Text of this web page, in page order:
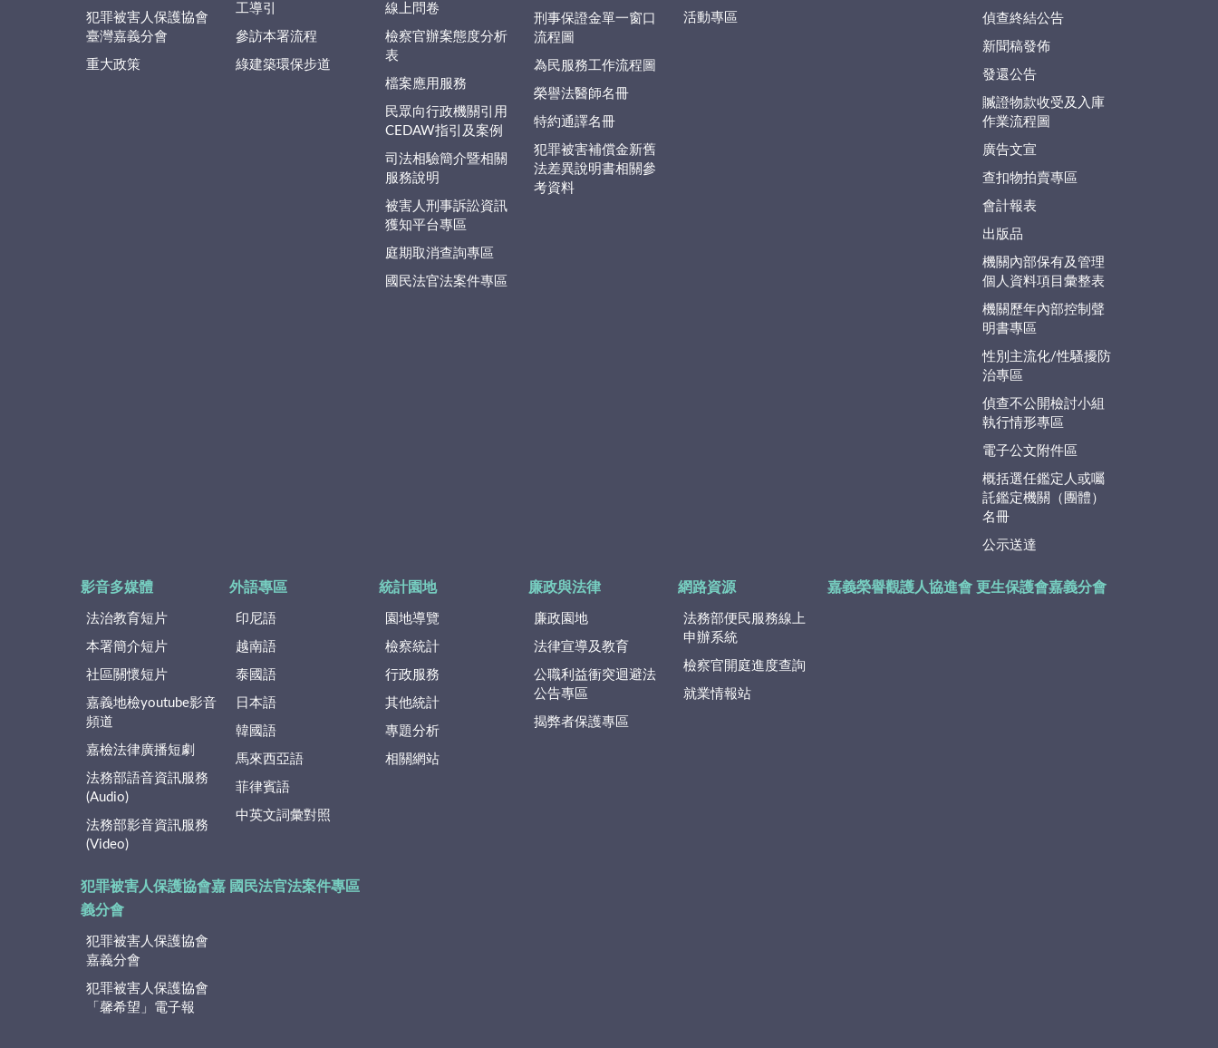
犯罪被害人保護協會
臺灣嘉義分會
重大政策
工導引
參訪本署流程
綠建築環保步道
線上問卷
檢察官辦案態度分析
表
檔案應用服務
民眾向行政機關引用
CEDAW指引及案例
司法相驗簡介暨相關
服務說明
被害人刑事訴訟資訊
獲知平台專區
庭期取消查詢專區
國民法官法案件專區
刑事保證金單一窗口
流程圖
為民服務工作流程圖
榮譽法醫師名冊
特約通譯名冊
犯罪被害補償金新舊
法差異說明書相關參
考資料
活動專區 偵查終結公告
新聞稿發佈
發還公告
贓證物款收受及入庫
作業流程圖
廣告文宣
查扣物拍賣專區
會計報表
出版品
機關內部保有及管理
個人資料項目彙整表
機關歷年內部控制聲
明書專區
性別主流化/性騷擾防
治專區
偵查不公開檢討小組
執行情形專區
電子公文附件區
概括選任鑑定人或囑
託鑑定機關（團體）
名冊
公示送達
影音多媒體
法治教育短片
本署簡介短片
社區關懷短片
嘉義地檢youtube影音
頻道
嘉檢法律廣播短劇
法務部語音資訊服務
(Audio)
法務部影音資訊服務
(Video)
外語專區
印尼語
越南語
泰國語
日本語
韓國語
馬來西亞語
菲律賓語
中英文詞彙對照
統計園地
園地導覽
檢察統計
行政服務
其他統計
專題分析
相關網站
廉政與法律
廉政園地
法律宣導及教育
公職利益衝突迴避法
公告專區
揭弊者保護專區
網路資源
法務部便民服務線上
申辦系統
檢察官開庭進度查詢
就業情報站
嘉義榮譽觀護人協進會 更生保護會嘉義分會
犯罪被害人保護協會嘉
義分會
犯罪被害人保護協會
嘉義分會
犯罪被害人保護協會
「馨希望」電子報
國民法官法案件專區